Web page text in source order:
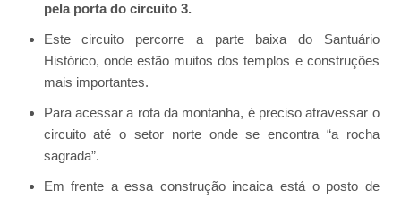
pela porta do circuito 3.
Este circuito percorre a parte baixa do Santuário
Histórico, onde estão muitos dos templos e construções
mais importantes.
Para acessar a rota da montanha, é preciso atravessar o
circuito até o setor norte onde se encontra “a rocha
sagrada”.
Em frente a essa construção incaica está o posto de